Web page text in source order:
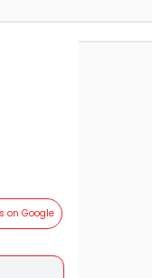
on Google